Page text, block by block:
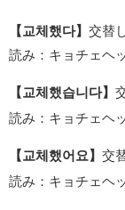
【교체했다】 交替
読み：キョチェヘ
【교체했습니다】
読み：キョチェヘ
【교체했어요】 交
読み：キョチェヘ